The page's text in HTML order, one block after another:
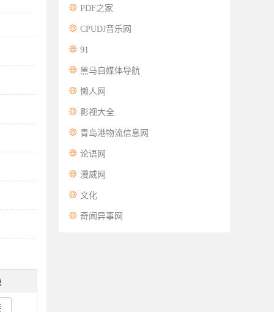
 PDF之家
 CPUDJ音乐网
 91
 黑马自媒体导航
 懒人网
 影视大全
 青岛港物流信息网
 论语网
 漫威网
 文化
 奇闻异事网